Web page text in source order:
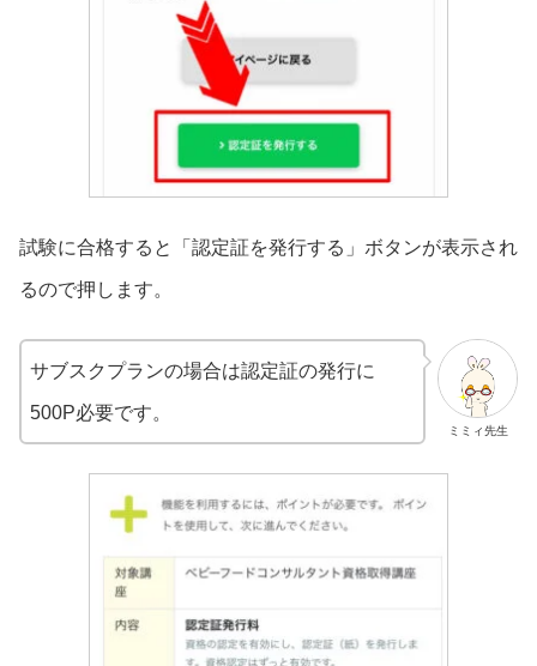
試験に合格すると「認定証を発行する」ボタンが表示され
るので押します。
ミミィ先生
サブスクプランの場合は認定証の発行に
500P必要です。